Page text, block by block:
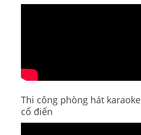
Thi công phòng hát karaoke
cổ điển